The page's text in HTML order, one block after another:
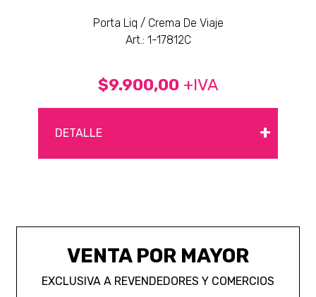
Porta Liq / Crema De Viaje
Art.: 1-17812C
$9.900,00 +IVA
DETALLE +
VENTA POR MAYOR
EXCLUSIVA A REVENDEDORES Y COMERCIOS